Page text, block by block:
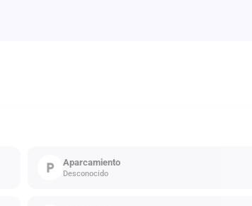
Aparcamiento
Desconocido